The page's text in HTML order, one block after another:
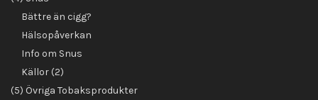
Bättre än cigg?
Hälsopåverkan
Info om Snus
Källor (2)
(5) Övriga Tobaksprodukter